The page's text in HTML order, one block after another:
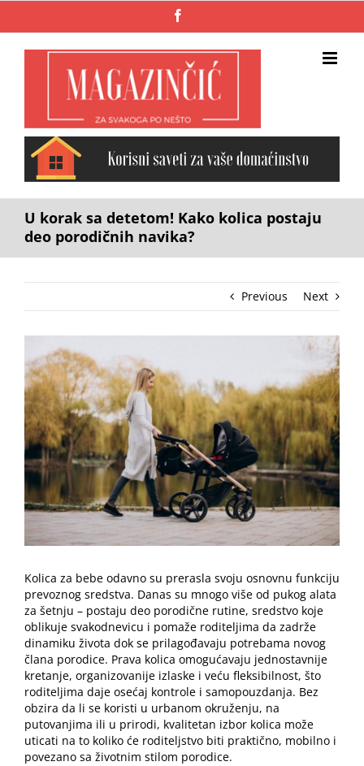
U korak sa detetom! Kako kolica postaju
deo porodičnih navika?
Previous Next
Larger
Image
Kolica za bebe odavno su prerasla svoju osnovnu funkciju
prevoznog sredstva. Danas su mnogo više od pukog alata
za šetnju – postaju deo porodične rutine, sredstvo koje
oblikuje svakodnevicu i pomaže roditeljima da zadrže
dinamiku života dok se prilagođavaju potrebama novog
člana porodice. Prava kolica omogućavaju jednostavnije
kretanje, organizovanije izlaske i veću fleksibilnost, što
roditeljima daje osećaj kontrole i samopouzdanja. Bez
obzira da li se koristi u urbanom okruženju, na
putovanjima ili u prirodi, kvalitetan izbor kolica može
uticati na to koliko će roditeljstvo biti praktično, mobilno i
povezano sa životnim stilom porodice.